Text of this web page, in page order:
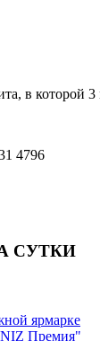
в которой
4796
СУТКИ
ярмарке
Премия"